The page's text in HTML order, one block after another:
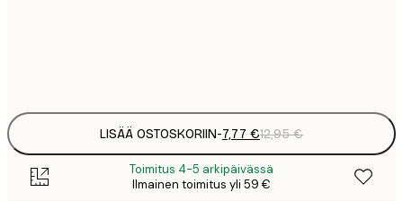
LISÄÄ OSTOSKORIIN-7,77 €12,95 €
Toimitus 4-5 arkipäivässä
Ilmainen toimitus yli 59 €